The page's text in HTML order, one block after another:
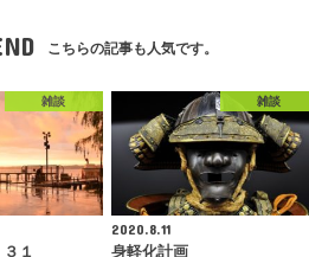
こちらの記事も人気です。
雑談
１
雑談
2020.8.11
身軽化計画